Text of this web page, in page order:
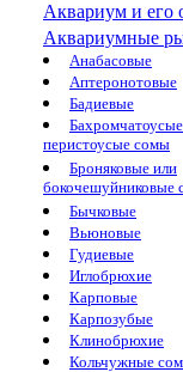
Аквариум и его
Аквариумные
Анабасовые
Аптеронотовые
Бадиевые
перистоусые сомы
Броняковые или
бокочешуйниковые
Бычковые
Вьюновые
Гудиевые
Иглобрюхие
Карповые
Карпозубые
Клинобрюхие
Кольчужные